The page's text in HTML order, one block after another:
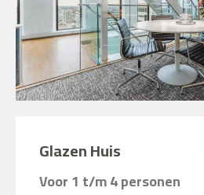
Glazen Huis
Voor 1 t/m 4 personen